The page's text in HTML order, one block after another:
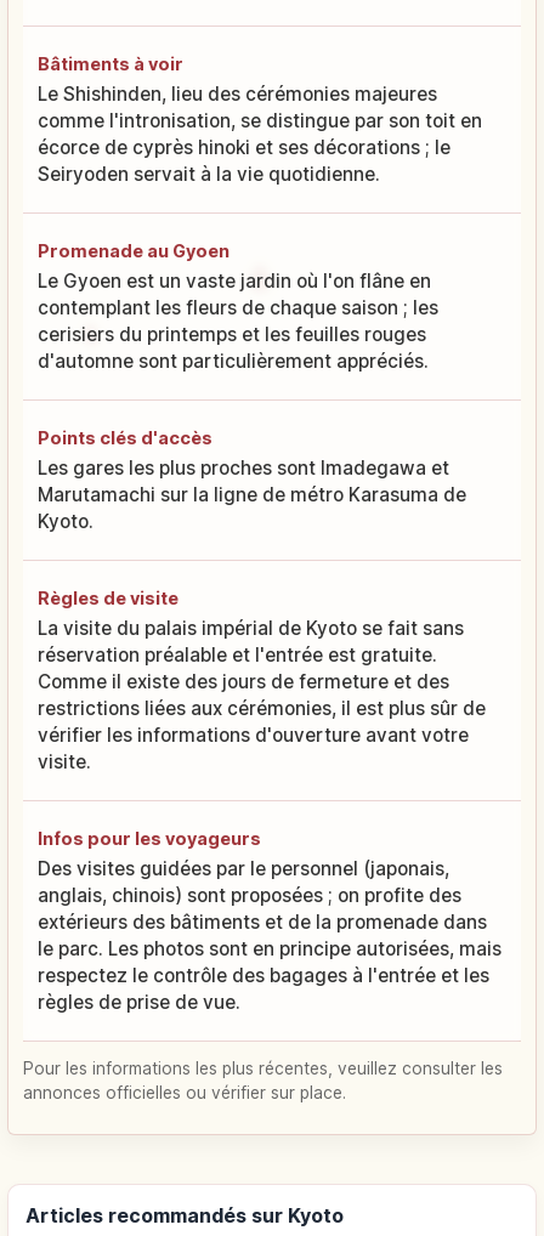
Bâtiments à voir
Le Shishinden, lieu des cérémonies majeures
comme l'intronisation, se distingue par son toit en
écorce de cyprès hinoki et ses décorations ; le
Seiryoden servait à la vie quotidienne.
Promenade au Gyoen
Le Gyoen est un vaste jardin où l'on flâne en
contemplant les fleurs de chaque saison ; les
cerisiers du printemps et les feuilles rouges
d'automne sont particulièrement appréciés.
Points clés d'accès
Les gares les plus proches sont Imadegawa et
Marutamachi sur la ligne de métro Karasuma de
Kyoto.
Règles de visite
La visite du palais impérial de Kyoto se fait sans
réservation préalable et l'entrée est gratuite.
Comme il existe des jours de fermeture et des
restrictions liées aux cérémonies, il est plus sûr de
vérifier les informations d'ouverture avant votre
visite.
Infos pour les voyageurs
Des visites guidées par le personnel (japonais,
anglais, chinois) sont proposées ; on profite des
extérieurs des bâtiments et de la promenade dans
le parc. Les photos sont en principe autorisées, mais
respectez le contrôle des bagages à l'entrée et les
règles de prise de vue.
Pour les informations les plus récentes, veuillez consulter les
annonces officielles ou vérifier sur place.
Articles recommandés sur Kyoto